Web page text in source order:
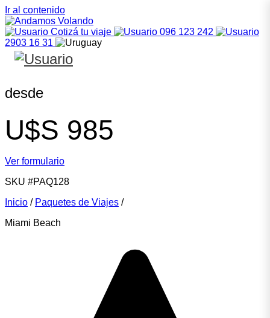
Ir al contenido
Cotizá tu viaje
096 123 242
2903 16 31
desde
U$S 985
Ver formulario
SKU #PAQ128
Inicio / Paquetes de Viajes /
Miami Beach